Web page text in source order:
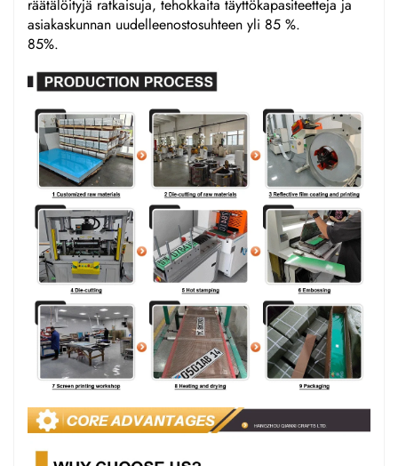
räätälöityjä ratkaisuja, tehokkaita täyttökapasiteetteja ja
asiakaskunnan uudelleenostosuhteen yli 85 %.
85%.